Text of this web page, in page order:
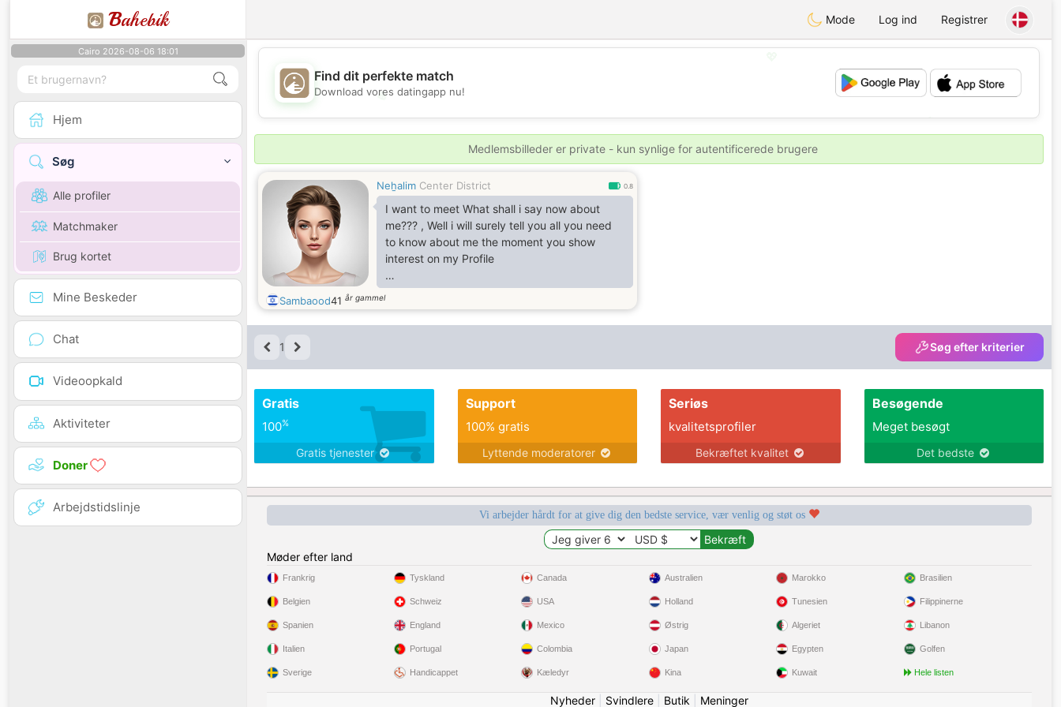
Bahebik Mode Log ind Registrer
Cairo 2026-08-06 18:01
Hjem
Søg
Alle profiler
Matchmaker
Brug kortet
Mine Beskeder
Chat
Videoopkald
Aktiviteter
Doner
Arbejdstidslinje
💖
💕
💕
Find dit perfekte match
Download vores datingapp nu!
Medlemsbilleder er private - kun synlige for autentificerede brugere
Neẖalim Center District 0.8
I want to meet What shall i say now about
me??? , Well i will surely tell you all you need
to know about me the moment you show
interest on my Profile
Sambaood41 år gammel
1 Søg efter kriterier
Gratis
100%
Gratis tjenester
Support
100% gratis
Lyttende moderatorer
Seriøs
kvalitetsprofiler
Bekræftet kvalitet
Besøgende
Meget besøgt
Det bedste
Vi arbejder hårdt for at give dig den bedste service, vær venlig og støt os
Møder efter land
Frankrig
Belgien
Spanien
Italien
Sverige
Tyskland
Schweiz
England
Portugal
Handicappet
Canada
USA
Mexico
Colombia
Kæledyr
Australien
Holland
Østrig
Japan
Kina
Marokko
Tunesien
Algeriet
Egypten
Kuwait
Brasilien
Filippinerne
Libanon
Golfen
Hele listen
Nyheder| Svindlere| Butik Meninger